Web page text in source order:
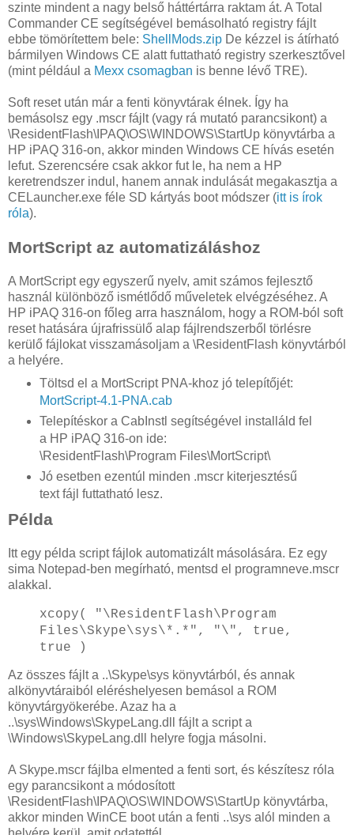
szinte mindent a nagy belső háttértárra raktam át. A Total
Commander CE segítségével bemásolható registry fájlt
ebbe tömörítettem bele: ShellMods.zip De kézzel is átírható
bármilyen Windows CE alatt futtatható registry szerkesztővel
(mint például a Mexx csomagban is benne lévő TRE).
Soft reset után már a fenti könyvtárak élnek. Így ha
bemásolsz egy .mscr fájlt (vagy rá mutató parancsikont) a
\ResidentFlash\IPAQ\OS\WINDOWS\StartUp könyvtárba a
HP iPAQ 316-on, akkor minden Windows CE hívás esetén
lefut. Szerencsére csak akkor fut le, ha nem a HP
keretrendszer indul, hanem annak indulását megakasztja a
CELauncher.exe féle SD kártyás boot módszer (itt is írok
róla).
MortScript az automatizáláshoz
A MortScript egy egyszerű nyelv, amit számos fejlesztő
használ különböző ismétlődő műveletek elvégzéséhez. A
HP iPAQ 316-on főleg arra használom, hogy a ROM-ból soft
reset hatására újrafrissülő alap fájlrendszerből törlésre
kerülő fájlokat visszamásoljam a \ResidentFlash könyvtárból
a helyére.
Töltsd el a MortScript PNA-khoz jó telepítőjét:
MortScript-4.1-PNA.cab
Telepítéskor a CabInstl segítségével installáld fel
a HP iPAQ 316-on ide:
\ResidentFlash\Program Files\MortScript\
Jó esetben ezentúl minden .mscr kiterjesztésű
text fájl futtatható lesz.
Példa
Itt egy példa script fájlok automatizált másolására. Ez egy
sima Notepad-ben megírható, mentsd el programneve.mscr
alakkal.
xcopy( "\ResidentFlash\Program
Files\Skype\sys\*.*", "\", true,
true )
Az összes fájlt a ..\Skype\sys könyvtárból, és annak
alkönyvtáraiból eléréshelyesen bemásol a ROM
könyvtárgyökerébe. Azaz ha a
..\sys\Windows\SkypeLang.dll fájlt a script a
\Windows\SkypeLang.dll helyre fogja másolni.
A Skype.mscr fájlba elmented a fenti sort, és készítesz róla
egy parancsikont a módosított
\ResidentFlash\IPAQ\OS\WINDOWS\StartUp könyvtárba,
akkor minden WinCE boot után a fenti ..\sys alól minden a